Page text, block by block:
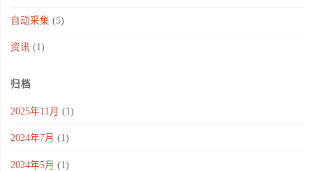
自动采集 (5)
资讯 (1)
归档
2025年11月 (1)
2024年7月 (1)
2024年5月 (1)